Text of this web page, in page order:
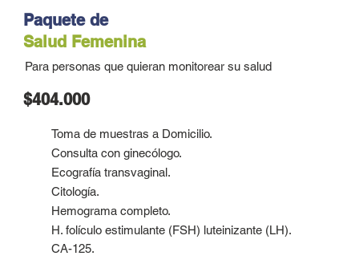
Paquete de
Salud Femenina
Para personas que quieran monitorear su salud
$404.000
Toma de muestras a Domicilio.
Consulta con ginecólogo.
Ecografía transvaginal.
Citología.
Hemograma completo.
H. folículo estimulante (FSH) luteinizante (LH).
CA-125.